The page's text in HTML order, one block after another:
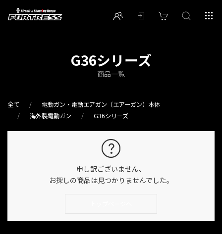
G36シリーズ
商品一覧
全て
電動ガン・電動エアガン（エアーガン）本体
海外製電動ガン
G36シリーズ
申し訳ございません、
お探しの商品は見つかりませんでした。